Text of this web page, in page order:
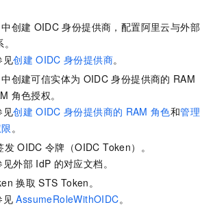
中创建 OIDC 身份提供商，配置阿里云与外部
见创建 OIDC 身份提供商。
中创建可信实体为 OIDC 身份提供商的 RAM
角色授权。
见创建 OIDC 身份提供商的 RAM 角色和管理
。
发 OIDC 令牌（OIDC Token）。
见外部 IdP 的对应文档。
换取 STS Token。
见 AssumeRoleWithOIDC。